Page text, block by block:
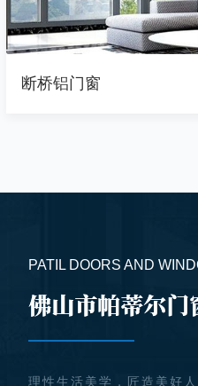
断桥铝门窗
PATIL DOORS AND
理性生活美学，匠造美好